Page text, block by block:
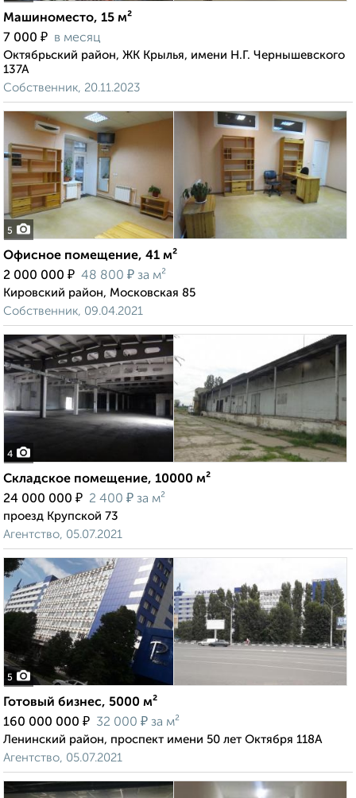
Машиноместо, 15 м²
7 000 ₽ в месяц
Октябрьский район, ЖК Крылья, имени Н.Г. Чернышевского
137А
Собственник, 20.11.2023
5
Офисное помещение, 41 м²
2 000 000 ₽ 48 800 ₽ за м²
Кировский район, Московская 85
Собственник, 09.04.2021
4
Складское помещение, 10000 м²
24 000 000 ₽ 2 400 ₽ за м²
проезд Крупской 73
Агентство, 05.07.2021
5
Готовый бизнес, 5000 м²
160 000 000 ₽ 32 000 ₽ за м²
Ленинский район, проспект имени 50 лет Октября 118А
Агентство, 05.07.2021